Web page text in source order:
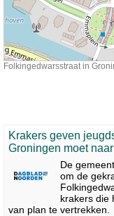
Folkingedwarsstraat in
Krakers geven
Groningen moet
De
om de
krakers die
van plan te vertrekken.